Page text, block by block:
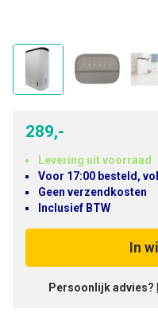
289,-
Levering uit voorraad
Voor 17:00 besteld,
Geen verzendkosten
Inclusief BTW
In
Persoonlijk advies?